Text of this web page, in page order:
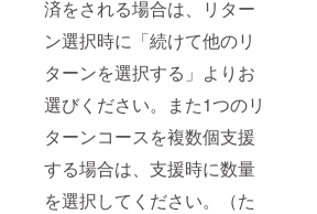
済をされる場合は、リター
ン選択時に「続けて他のリ
ターンを選択する」よりお
選びください。また1つのリ
ターンコースを複数個支援
する場合は、支援時に数量
を選択してください。（た